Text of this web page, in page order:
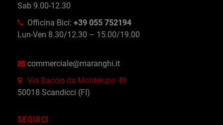
Sab 9.00-12.30
Officina Bici: +39 055 752194
Lun-Ven 8.30/12.30 – 15.00/19.00
commerciale@maranghi.it
Via Baccio da Montelupo 49
50018 Scandicci (FI)
SEGUICI